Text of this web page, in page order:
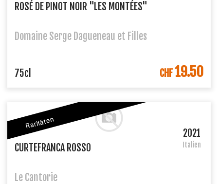
ROSÉ DE PINOT NOIR "LES MONTÉES"
Domaine Serge Dagueneau et Filles
IN DEN WARENKORB
75cl CHF19.50
Raritäten
2021
Italien
CURTEFRANCA ROSSO
Le Cantorie